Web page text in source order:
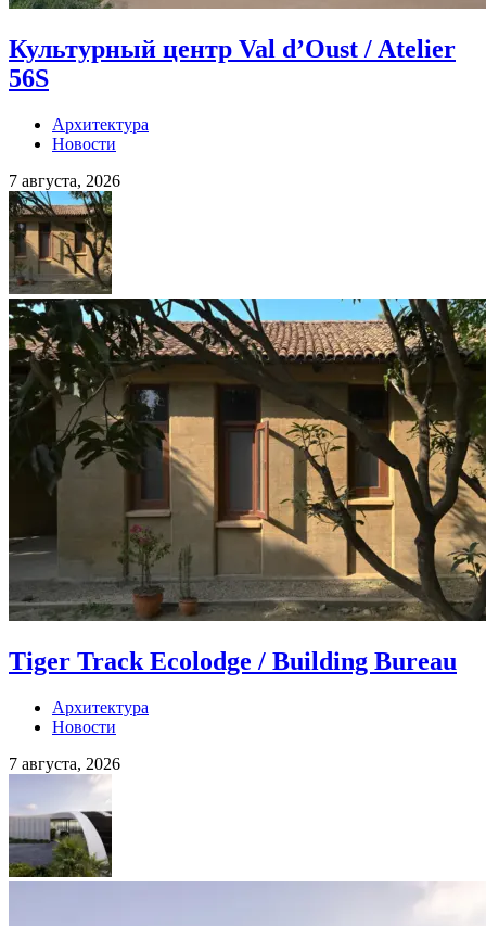
Культурный центр Val d’Oust / Atelier
56S
Архитектура
Новости
7 августа, 2026
Tiger Track Ecolodge / Building Bureau
Архитектура
Новости
7 августа, 2026